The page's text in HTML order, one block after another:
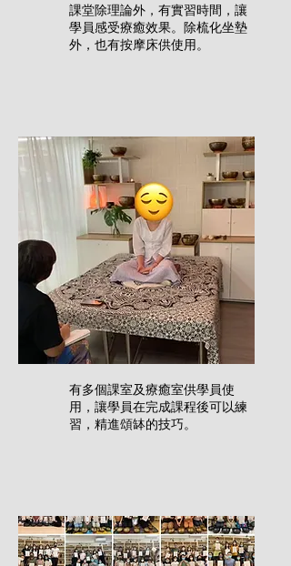
​課堂除理論外，有實習時間，讓
學員感受療癒效果。除梳化坐墊
外，也有按摩床供使用。
​有多個課室及療癒室供學員使
用，讓學員在完成課程後可以練
習，精進頌缽的技巧。